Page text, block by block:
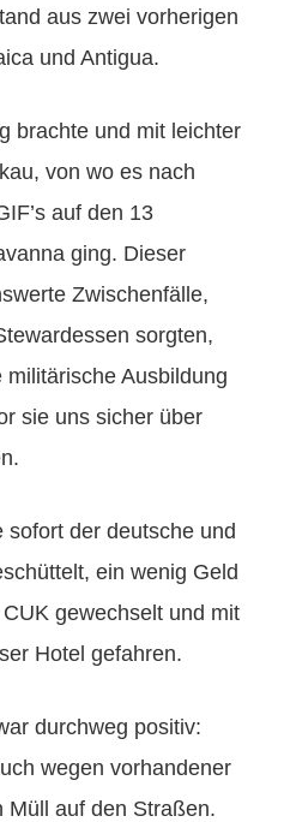
aus zwei vorherigen
und Antigua.
brachte und mit leichter
von wo es nach
auf den 13
ging. Dieser
Zwischenfälle,
sorgten,
Ausbildung
sie uns sicher über
sofort der deutsche und
ein wenig Geld
gewechselt und mit
Hotel gefahren.
durchweg positiv:
wegen vorhandener
Müll auf den Straßen.